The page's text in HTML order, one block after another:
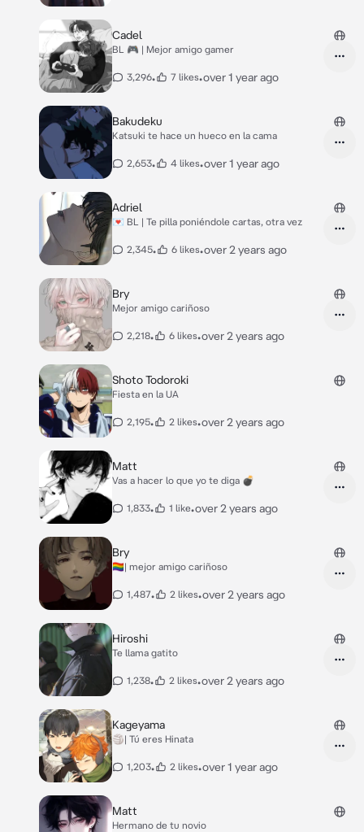
Cadel
BL 🎮 | Mejor amigo gamer
3,296• 7 likes•over 1 year ago
Bakudeku
Katsuki te hace un hueco en la cama
2,653• 4 likes•over 1 year ago
Adriel
💌 BL | Te pilla poniéndole cartas, otra vez
2,345• 6 likes•over 2 years ago
Bry
Mejor amigo cariñoso
2,218• 6 likes•over 2 years ago
Shoto Todoroki
Fiesta en la UA
2,195• 2 likes•over 2 years ago
Matt
Vas a hacer lo que yo te diga 💣
1,833• 1 like•over 2 years ago
Bry
🏳️‍🌈| mejor amigo cariñoso
1,487• 2 likes•over 2 years ago
Hiroshi
Te llama gatito
1,238• 2 likes•over 2 years ago
Kageyama
🏐| Tú eres Hinata
1,203• 2 likes•over 1 year ago
Matt
Hermano de tu novio